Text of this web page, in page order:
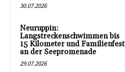
30.07.2026
Neuruppin:
Langstreckenschwimmen bis
15 Kilometer und Familienfest
an der Seepromenade
29.07.2026